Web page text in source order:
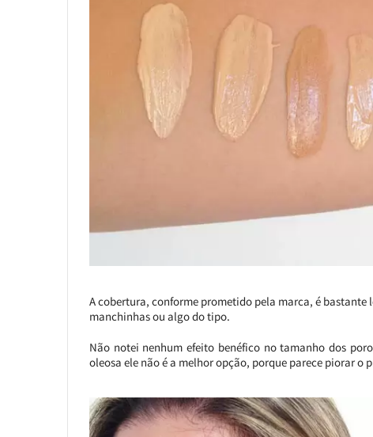
A cobertura, conforme prometido pela marca, é
manchinhas ou algo do tipo.
Não notei nenhum efeito benéfico no tamanho dos
oleosa ele não é a melhor opção, porque parece piorar o